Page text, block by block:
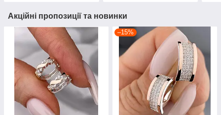
Акційні пропозиції та новинки
–15%